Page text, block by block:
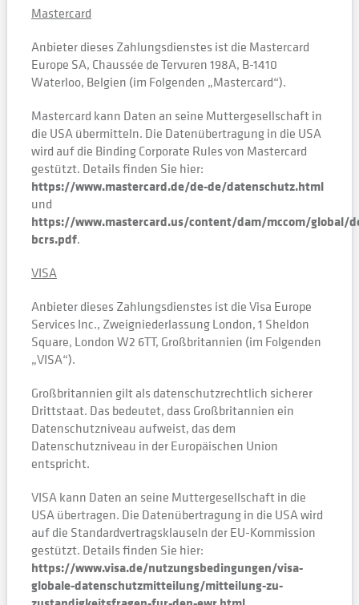
Mastercard
Anbieter dieses Zahlungsdienstes ist die Mastercard
Europe SA, Chaussée de Tervuren 198A, B-1410
Waterloo, Belgien (im Folgenden „Mastercard“).
Mastercard kann Daten an seine Muttergesellschaft in
die USA übermitteln. Die Datenübertragung in die USA
wird auf die Binding Corporate Rules von Mastercard
gestützt. Details finden Sie hier:
https://www.mastercard.de/de-de/datenschutz.html
und
https://www.mastercard.us/content/dam/mccom/global/
bcrs.pdf.
VISA
Anbieter dieses Zahlungsdienstes ist die Visa Europe
Services Inc., Zweigniederlassung London, 1 Sheldon
Square, London W2 6TT, Großbritannien (im Folgenden
„VISA“).
Großbritannien gilt als datenschutzrechtlich sicherer
Drittstaat. Das bedeutet, dass Großbritannien ein
Datenschutzniveau aufweist, das dem
Datenschutzniveau in der Europäischen Union
entspricht.
VISA kann Daten an seine Muttergesellschaft in die
USA übertragen. Die Datenübertragung in die USA wird
auf die Standardvertragsklauseln der EU-Kommission
gestützt. Details finden Sie hier:
https://www.visa.de/nutzungsbedingungen/visa-
globale-datenschutzmitteilung/mitteilung-zu-